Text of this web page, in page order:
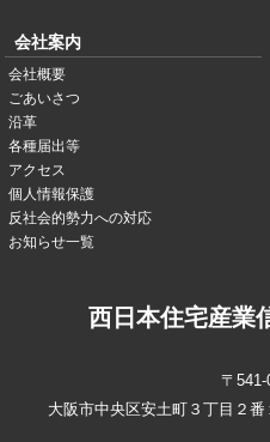
会社案内
会社概要
ごあいさつ
沿革
各種届出等
アクセス
個人情報保護
反社会的勢力への対応
お知らせ一覧
西日本住宅産業
〒
大阪市中央区安土町３丁目２